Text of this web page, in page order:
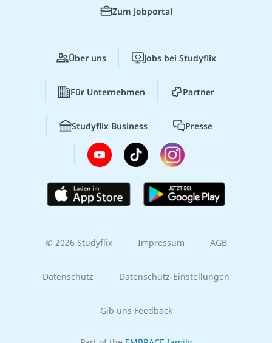
Zum Jobportal
Über uns Jobs bei Studyflix
Für Unternehmen Partner
Studyflix Business Presse
© 2026 Studyflix Impressum AGB
Datenschutz Datenschutz-Einstellungen
Gib uns Feedback